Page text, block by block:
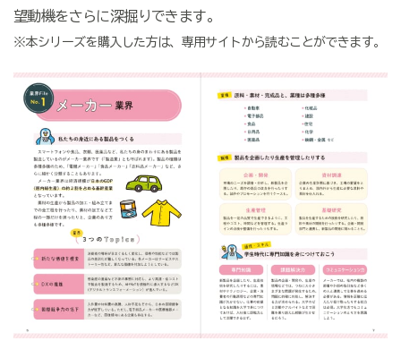
望動機をさらに深掘りできます。
※本シリーズを購入した方は、専用サイトから読むことができます。